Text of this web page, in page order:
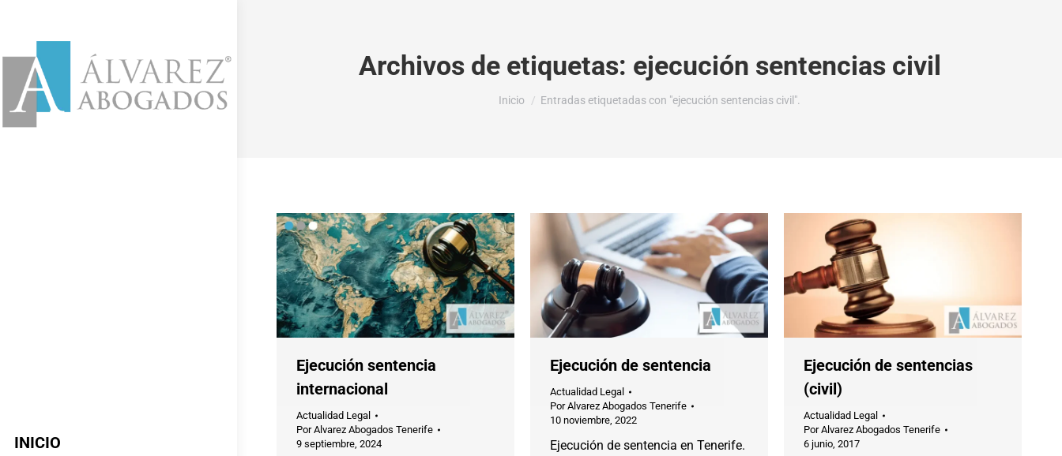
INICIO
Archivos de etiquetas: ejecución sentencias civil
Estás aquí:
Inicio Entradas etiquetadas con "ejecución sentencias civil".
Ejecución sentencia
internacional
Actualidad Legal
PorAlvarez Abogados Tenerife
9 septiembre, 2024
Ejecución de sentencia
Actualidad Legal
PorAlvarez Abogados Tenerife
10 noviembre, 2022
Ejecución de sentencia en Tenerife.
Ejecución de sentencias
(civil)
Actualidad Legal
PorAlvarez Abogados Tenerife
6 junio, 2017